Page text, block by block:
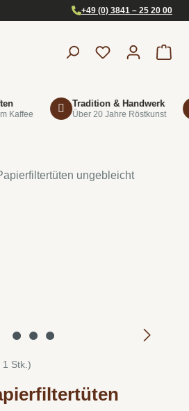
+49 (0) 3841 – 25 20 00
Kaffee
Tradition & Handwerk
Über 20 Jahre Röstkunst
1 Stk.)